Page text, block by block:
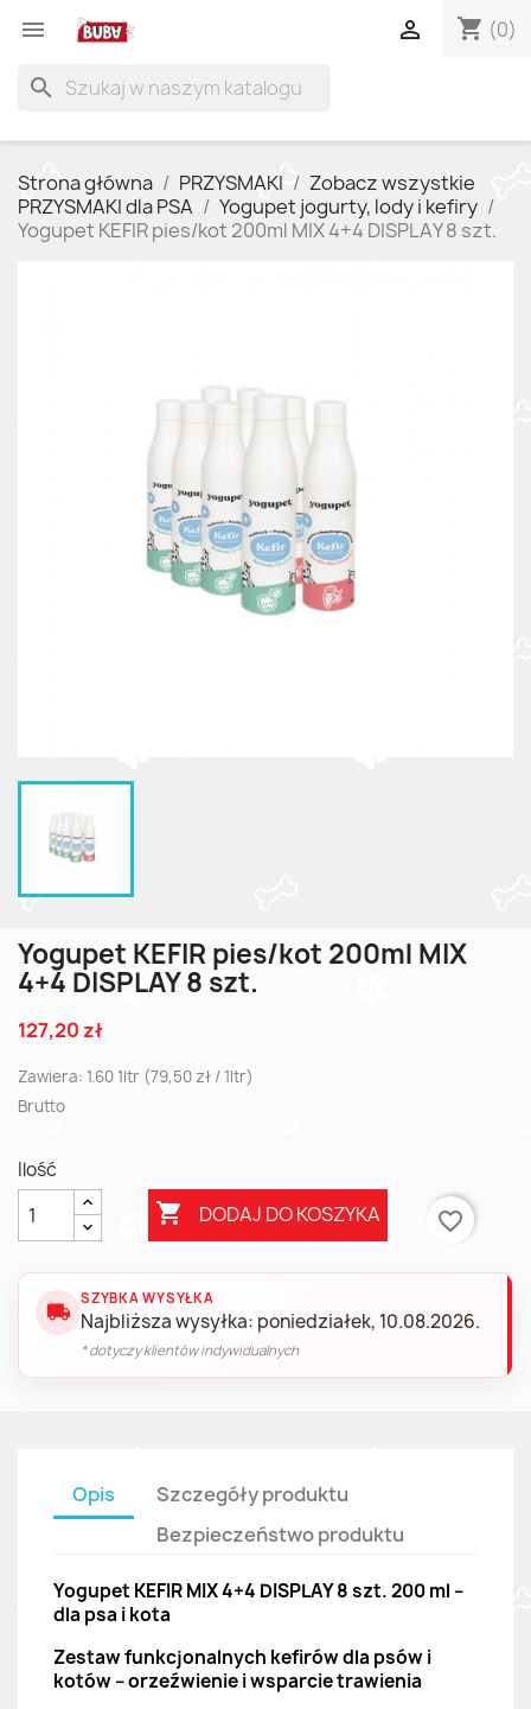
 shopping_cart (0)

search
Strona główna PRZYSMAKI
Zobacz wszystkie
PRZYSMAKI dla PSA
Yogupet jogurty, lody i kefiry
Yogupet KEFIR pies/kot 200ml MIX 4+4 DISPLAY 8 szt.
Yogupet KEFIR pies/kot 200ml MIX
4+4 DISPLAY 8 szt.
127,20 zł
Zawiera: 1.60 1ltr (79,50 zł / 1ltr)
Brutto
Ilość
 DODAJ DO KOSZYKA favorite_border
local_shipping
SZYBKA WYSYŁKA
Najbliższa wysyłka: poniedziałek, 10.08.2026.
* dotyczy klientów indywidualnych
Opis
Szczegóły produktu
Bezpieczeństwo produktu
Yogupet KEFIR MIX 4+4 DISPLAY 8 szt. 200 ml –
dla psa i kota
Zestaw funkcjonalnych kefirów dla psów i
kotów – orzeźwienie i wsparcie trawienia